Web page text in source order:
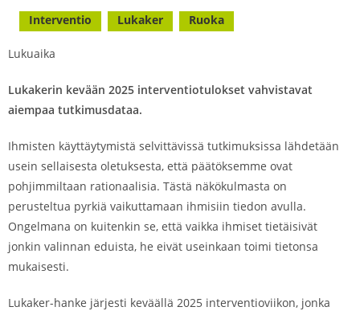
Interventio
Lukaker Ruoka
Lukuaika
Lukakerin kevään 2025 interventiotulokset vahvistavat
aiempaa tutkimusdataa.
Ihmisten käyttäytymistä selvittävissä tutkimuksissa lähdetään
usein sellaisesta oletuksesta, että päätöksemme ovat
pohjimmiltaan rationaalisia. Tästä näkökulmasta on
perusteltua pyrkiä vaikuttamaan ihmisiin tiedon avulla.
Ongelmana on kuitenkin se, että vaikka ihmiset tietäisivät
jonkin valinnan eduista, he eivät useinkaan toimi tietonsa
mukaisesti.
Lukaker-hanke järjesti keväällä 2025 interventioviikon, jonka